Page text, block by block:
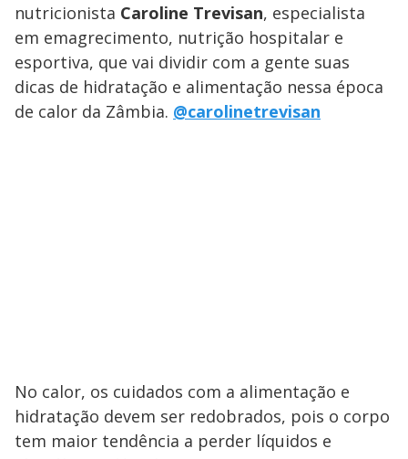
nutricionista Caroline Trevisan, especialista
em emagrecimento, nutrição hospitalar e
esportiva, que vai dividir com a gente suas
dicas de hidratação e alimentação nessa época
de calor da Zâmbia. @carolinetrevisan
No calor, os cuidados com a alimentação e
hidratação devem ser redobrados, pois o corpo
tem maior tendência a perder líquidos e